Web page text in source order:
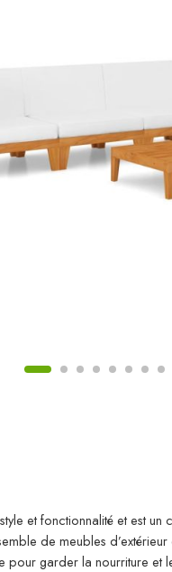
et fonctionnalité et est
de meubles
pour garder la nourriture